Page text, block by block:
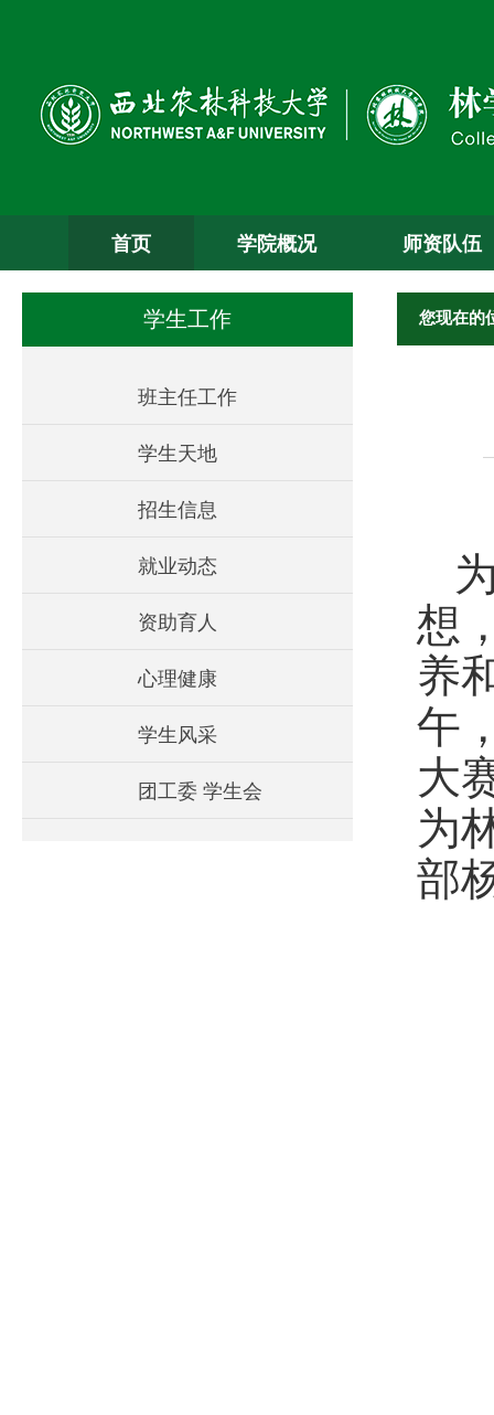
首页 学院概况 师资队伍
学生工作
班主任工作
学生天地
招生信息
就业动态
资助育人
心理健康
学生风采
团工委 学生会
您现在的
想
养
午
大
为
部